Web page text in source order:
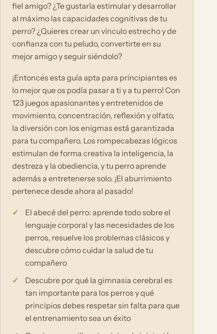
fiel amigo? ¿Te gustaría estimular y desarrollar
al máximo las capacidades cognitivas de tu
perro? ¿Quieres crear un vínculo estrecho y de
confianza con tu peludo, convertirte en su
mejor amigo y seguir siéndolo?
¡Entonces esta guía apta para principiantes es
lo mejor que os podía pasar a ti y a tu perro! Con
123 juegos apasionantes y entretenidos de
movimiento, concentración, reflexión y olfato,
la diversión con los enigmas está garantizada
para tu compañero. Los rompecabezas lógicos
estimulan de forma creativa la inteligencia, la
destreza y la obediencia, y tu perro aprende
además a entretenerse solo. ¡El aburrimiento
pertenece desde ahora al pasado!
El abecé del perro: aprende todo sobre el
lenguaje corporal y las necesidades de los
perros, resuelve los problemas clásicos y
descubre cómo cuidar la salud de tu
compañero
Descubre por qué la gimnasia cerebral es
tan importante para los perros y qué
principios debes respetar sin falta para que
el entrenamiento sea un éxito